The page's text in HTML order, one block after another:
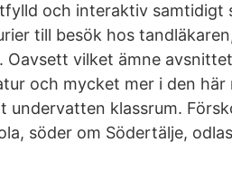
och interaktiv samtidigt
till besök hos
vilket ämne
och mycket mer i den här
klassrum.
söder om Södertälje,